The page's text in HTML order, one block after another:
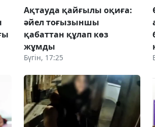
Ақтауда қайғылы оқиға:
әйел тоғызыншы
қабаттан құлап көз
жұмды
Бүгін, 17:25